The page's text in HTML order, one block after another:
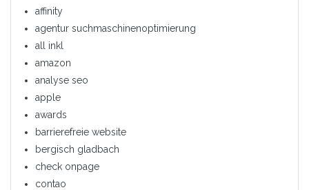
affinity
agentur suchmaschinenoptimierung
all inkl
amazon
analyse seo
apple
awards
barrierefreie website
bergisch gladbach
check onpage
contao